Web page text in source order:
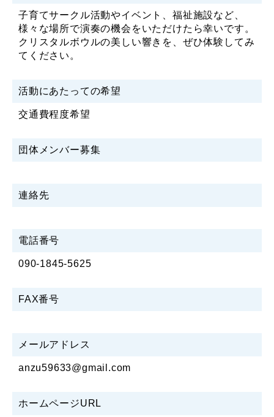
子育てサークル活動やイベント、福祉施設など、
様々な場所で演奏の機会をいただけたら幸いです。
クリスタルボウルの美しい響きを、ぜひ体験してみ
てください。
活動にあたっての希望
交通費程度希望
団体メンバー募集
連絡先
電話番号
090-1845-5625
FAX番号
メールアドレス
anzu59633@gmail.com
ホームページURL